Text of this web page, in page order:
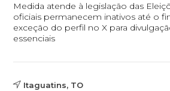
Medida atende à legislação das
oficiais permanecem inativos até o
exceção do perfil no X para
essenciais
Itaguatins, TO